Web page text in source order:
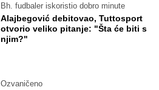
Bh. fudbaler iskoristio dobro minute
Alajbegović debitovao, Tuttosport
otvorio veliko pitanje: "Šta će biti s
njim?"
Ozvaničeno